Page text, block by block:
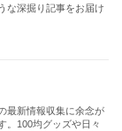
な深掘り記事をお届け
最新情報収集に余念が
。100均グッズや日々